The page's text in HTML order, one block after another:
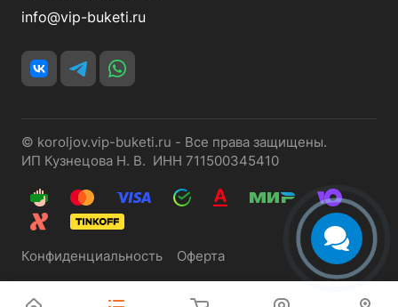
info@vip-buketi.ru
© koroljov.vip-buketi.ru - Все права защищены.
ИП Кузнецова Н. В. ИНН 711500345410
Конфиденциальность Оферта